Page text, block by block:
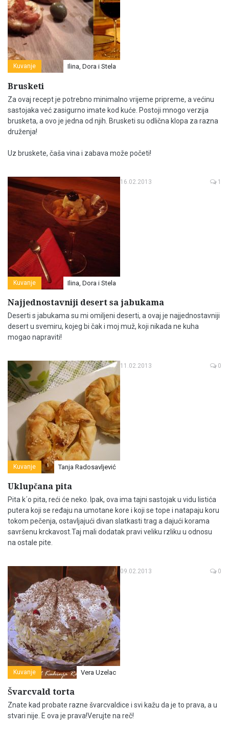
Kuvanje Ilina, Dora i Stela
Brusketi
Za ovaj recept je potrebno minimalno vrijeme pripreme, a većinu
sastojaka već zasigurno imate kod kuće. Postoji mnogo verzija
brusketa, a ovo je jedna od njih. Brusketi su odlična klopa za razna
druženja!
Uz bruskete, čaša vina i zabava može početi!
Kuvanje Ilina, Dora i Stela
16.02.2013 1
Najjednostavniji desert sa jabukama
Deserti s jabukama su mi omiljeni deserti, a ovaj je najjednostavniji
desert u svemiru, kojeg bi čak i moj muž, koji nikada ne kuha
mogao napraviti!
Kuvanje Tanja Radosavljević
11.02.2013 0
Uklupčana pita
Pita k´o pita, reći će neko. Ipak, ova ima tajni sastojak u vidu listića
putera koji se ređaju na umotane kore i koji se tope i natapaju koru
tokom pečenja, ostavljajući divan slatkasti trag a dajući korama
savršenu krckavost.Taj mali dodatak pravi veliku rzliku u odnosu
na ostale pite.
Kuvanje Vera Uzelac
09.02.2013 0
Švarcvald torta
Znate kad probate razne švarcvaldice i svi kažu da je to prava, a u
stvari nije. E ova je prava!Verujte na reč!